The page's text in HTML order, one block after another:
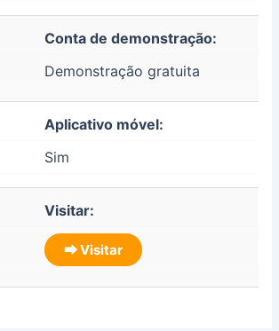
Conta de demonstração:
Demonstração gratuita
Aplicativo móvel:
Sim
Visitar:
⮕ Visitar